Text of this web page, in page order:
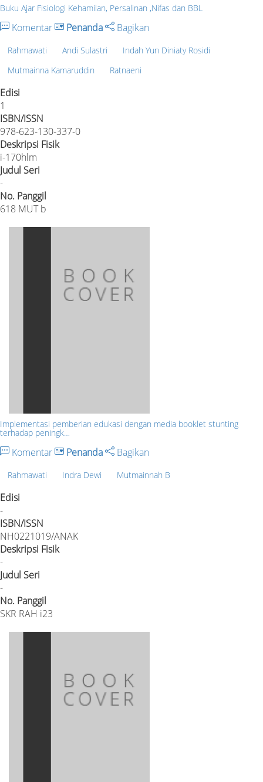
Buku Ajar Fisiologi Kehamilan, Persalinan ,Nifas dan BBL
Komentar Penanda Bagikan
Rahmawati Andi Sulastri
Indah Yun Diniaty Rosidi
Mutmainna Kamaruddin
Ratnaeni
Edisi
1
ISBN/ISSN
978-623-130-337-0
Deskripsi Fisik
i-170hlm
Judul Seri
-
No. Panggil
618 MUT b
Implementasi pemberian edukasi dengan media booklet stunting
terhadap peningk…
Komentar Penanda Bagikan
Rahmawati Indra Dewi Mutmainnah B
Edisi
-
ISBN/ISSN
NH0221019/ANAK
Deskripsi Fisik
-
Judul Seri
-
No. Panggil
SKR RAH i23